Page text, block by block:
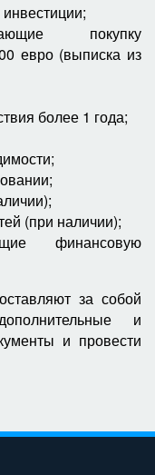
покупку
евро (выписка из
более 1 года;
(при наличии);
финансовую
за собой
и
и провести